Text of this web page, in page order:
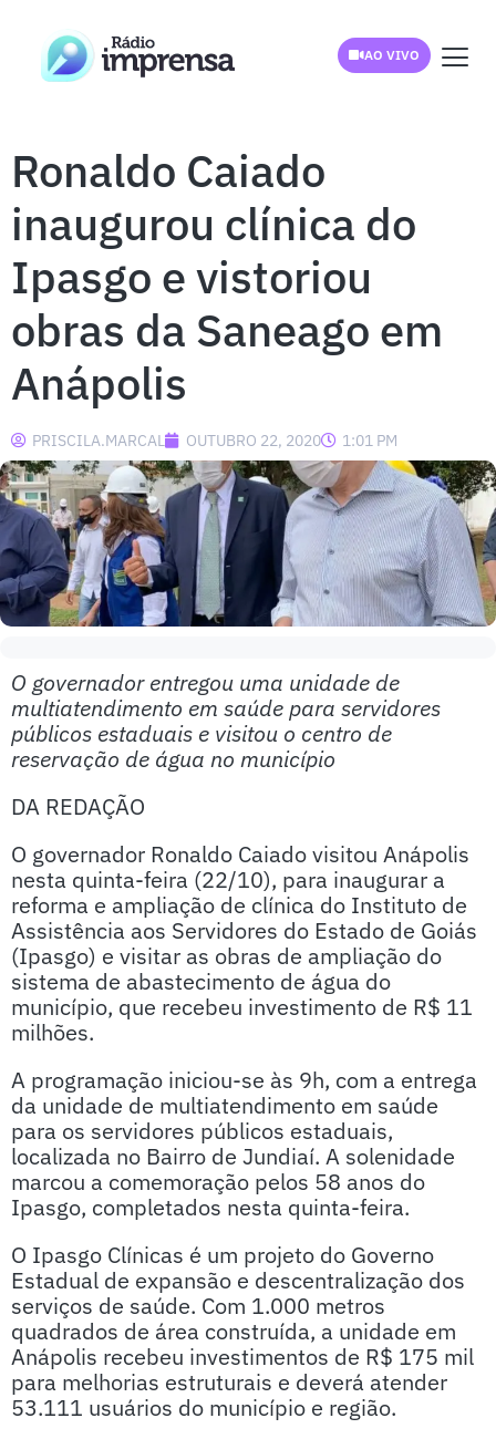
AO VIVO
Ronaldo Caiado
inaugurou clínica do
Ipasgo e vistoriou
obras da Saneago em
Anápolis
PRISCILA.MARCAL OUTUBRO 22, 2020 1:01 PM
O governador entregou uma unidade de
multiatendimento em saúde para servidores
públicos estaduais e visitou o centro de
reservação de água no município
DA REDAÇÃO
O governador Ronaldo Caiado visitou Anápolis
nesta quinta-feira (22/10), para inaugurar a
reforma e ampliação de clínica do Instituto de
Assistência aos Servidores do Estado de Goiás
(Ipasgo) e visitar as obras de ampliação do
sistema de abastecimento de água do
município, que recebeu investimento de R$ 11
milhões.
A programação iniciou-se às 9h, com a entrega
da unidade de multiatendimento em saúde
para os servidores públicos estaduais,
localizada no Bairro de Jundiaí. A solenidade
marcou a comemoração pelos 58 anos do
Ipasgo, completados nesta quinta-feira.
O Ipasgo Clínicas é um projeto do Governo
Estadual de expansão e descentralização dos
serviços de saúde. Com 1.000 metros
quadrados de área construída, a unidade em
Anápolis recebeu investimentos de R$ 175 mil
para melhorias estruturais e deverá atender
53.111 usuários do município e região.